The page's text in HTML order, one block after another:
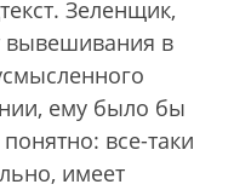
Зеленщик,
вывешивания в
ему было бы
все-таки
имеет